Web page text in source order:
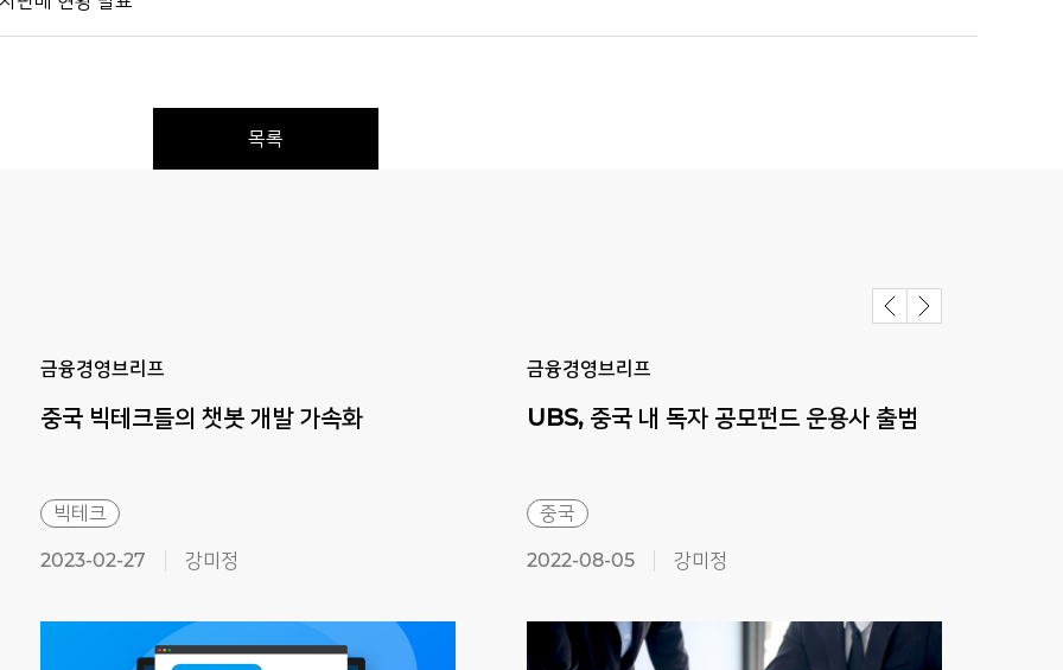
목록
금융경영브리프
중국 빅테크들의 챗봇 개발 가속화
빅테크
2023-02-27 강미정
금융경영브리프
UBS, 중국 내 독자 공모펀드 운용사 출범
중국
2022-08-05 강미정